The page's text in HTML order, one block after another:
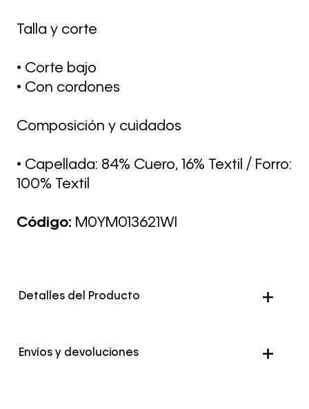
Talla y corte
• Corte bajo
• Con cordones
Composición y cuidados
• Capellada: 84% Cuero, 16% Textil / Forro:
100% Textil
Código: M0YM013621WI
Detalles del Producto
Color Blanco
Envíos y devoluciones